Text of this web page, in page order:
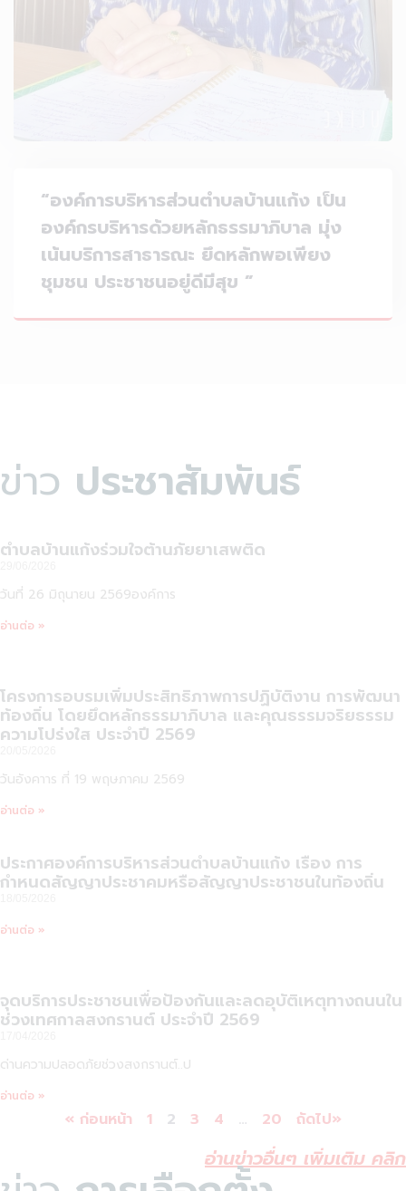
“องค์การบริหารส่วนตำบลบ้านแก้ง เป็น
องค์กรบริหารด้วยหลักธรรมาภิบาล มุ่ง
เน้นบริการสาธารณะ ยึดหลักพอเพียง
ชุมชน ประชาชนอยู่ดีมีสุข ”
ข่าว ประชาสัมพันธ์
ตำบลบ้านแก้งร่วมใจต้านภัยยาเสพติด
วันที่ 26 มิถุนายน 2569องค์การ
อ่านต่อ »
โครงการอบรมเพิ่มประสิทธิภาพการปฏิบัติงาน การพัฒนา
ท้องถิ่น โดยยึดหลักธรรมาภิบาล และคุณธรรมจริยธรรม
ความโปร่งใส ประจำปี 2569
วันอังคาาร ที่ 19 พฤษภาคม 2569
อ่านต่อ »
ประกาศองค์การบริหารส่วนตำบลบ้านแก้ง เรื่อง การ
กำหนดสัญญาประชาคมหรือสัญญาประชาชนในท้องถิ่น
อ่านต่อ »
จุดบริการประชาชนเพื่อป้องกันและลดอุบัติเหตุทางถนนใน
ช่วงเทศกาลสงกรานต์ ประจำปี 2569
ด่านความปลอดภัยช่วงสงกรานต์..ป
อ่านต่อ »
« ก่อนหน้า 1 2 3 4 … 20 ถัดไป»
อ่านข่าวอื่นๆ เพิ่มเติม คลิก